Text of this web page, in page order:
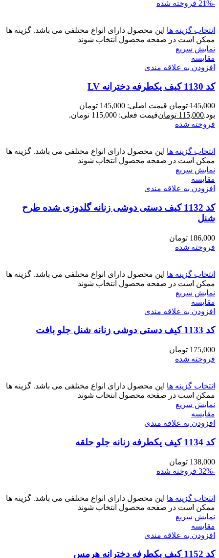
-21%
فروخته شده
انتخاب گزینه ها این محصول دارای انواع مختلفی می باشد. گزینه ها
ممکن است در صفحه محصول انتخاب شوند
نمایش سریع
مقايسه
افزودن به علاقه مندی
کد 1130 کیف یکطرفه دخترانه LV
145,000 تومان
قیمت اصلی: 145,000 تومان
بود.115,000 تومانقیمت فعلی: 115,000 تومان.
فروخته شده
انتخاب گزینه ها این محصول دارای انواع مختلفی می باشد. گزینه ها
ممکن است در صفحه محصول انتخاب شوند
نمایش سریع
مقايسه
افزودن به علاقه مندی
کد 1132 کیف دستی دوشی زنانه گلدوزی شده طرح
شنل
186,000 تومان
فروخته شده
انتخاب گزینه ها این محصول دارای انواع مختلفی می باشد. گزینه ها
ممکن است در صفحه محصول انتخاب شوند
نمایش سریع
مقايسه
افزودن به علاقه مندی
کد 1133 کیف دستی دوشی زنانه شنل جلو بافت
175,000 تومان
فروخته شده
انتخاب گزینه ها این محصول دارای انواع مختلفی می باشد. گزینه ها
ممکن است در صفحه محصول انتخاب شوند
نمایش سریع
مقايسه
افزودن به علاقه مندی
کد 1134 کیف یکطرفه زنانه جلو حلقه
138,000 تومان
-32%
فروخته شده
انتخاب گزینه ها این محصول دارای انواع مختلفی می باشد. گزینه ها
ممکن است در صفحه محصول انتخاب شوند
نمایش سریع
مقايسه
افزودن به علاقه مندی
کد 1152 کیف یکطرفه دخترانه هرمس